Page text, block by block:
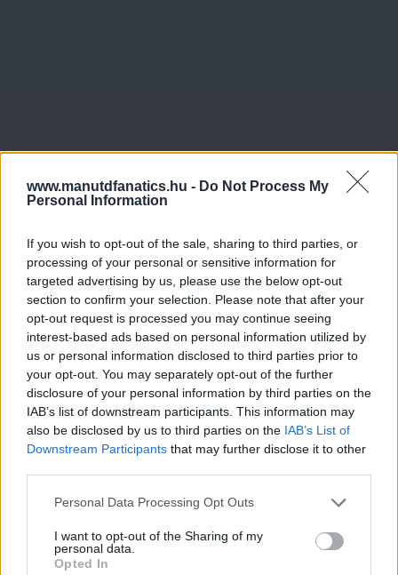
www.manutdfanatics.hu - Do Not Process My
Personal Information
If you wish to opt-out of the sale, sharing to third parties, or
processing of your personal or sensitive information for
targeted advertising by us, please use the below opt-out
section to confirm your selection. Please note that after your
opt-out request is processed you may continue seeing
interest-based ads based on personal information utilized by
us or personal information disclosed to third parties prior to
your opt-out. You may separately opt-out of the further
disclosure of your personal information by third parties on the
IAB’s list of downstream participants. This information may
also be disclosed by us to third parties on the IAB’s List of
Downstream Participants that may further disclose it to other
Please note that this website/app uses one or more Google
not limited to your visit or usage behaviour. You may click to
grant or deny consent to Google and its third-party tags to
Personal Data Processing Opt Outs
I want to opt-out of the Sharing of my
personal data.
Opted In